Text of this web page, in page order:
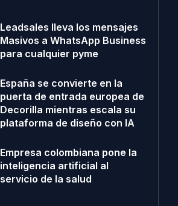
Leadsales lleva los mensajes
Masivos a WhatsApp Business
para cualquier pyme
España se convierte en la
puerta de entrada europea de
Decorilla mientras escala su
plataforma de diseño con IA
Empresa colombiana pone la
inteligencia artificial al
servicio de la salud